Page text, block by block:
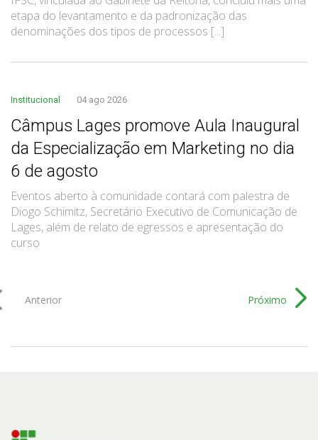
etapa do levantamento e da padronização das
denominações dos tipos de processos [...]
Institucional 04 ago 2026
Câmpus Lages promove Aula Inaugural
da Especialização em Marketing no dia
6 de agosto
Eventos aberto à comunidade contará com palestra de
Diogo Schimitz, Secretário Executivo de Comunicação de
Lages, além de relato de egressos e apresentação do
curso
Anterior Próximo